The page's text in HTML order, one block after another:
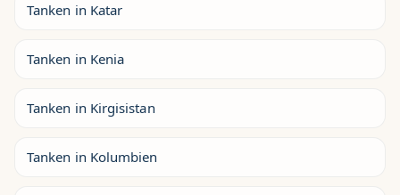
Tanken in Katar
Tanken in Kenia
Tanken in Kirgisistan
Tanken in Kolumbien